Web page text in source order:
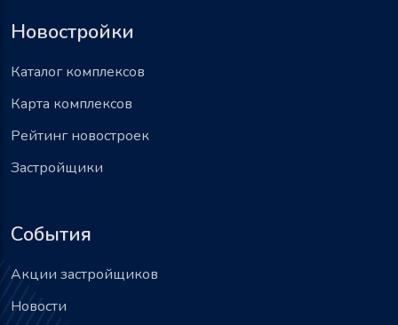
Новостройки
Каталог комплексов
Карта комплексов
Рейтинг новостроек
Застройщики
События
Акции застройщиков
Новости